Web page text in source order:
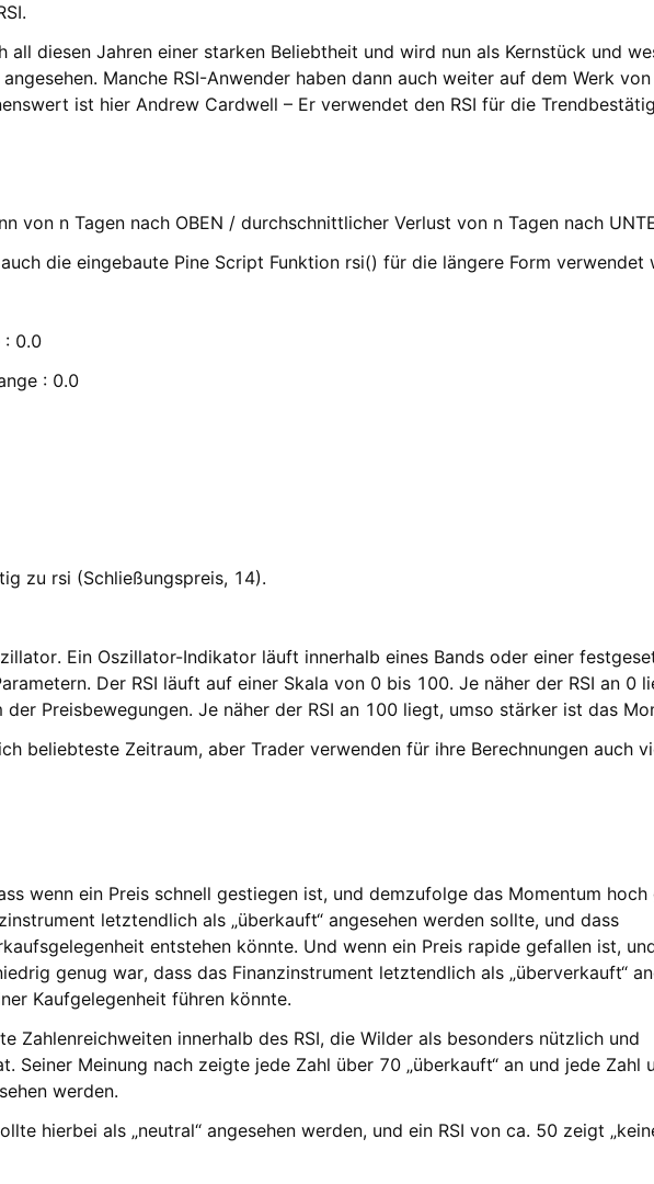
all diesen Jahren einer starken Beliebtheit und wird nun als Kernstück und
Manche RSI-Anwender haben dann auch weiter auf dem Werk
ist hier Andrew Cardwell – Er verwendet den RSI für die
von n Tagen nach OBEN / durchschnittlicher Verlust von n Tagen nach
die eingebaute Pine Script Funktion rsi() für die längere Form verwendet
: 0.0
: 0.0
zu rsi (Schließungspreis, 14).
Ein Oszillator-Indikator läuft innerhalb eines Bands oder einer
Der RSI läuft auf einer Skala von 0 bis 100. Je näher der RSI an 0
Preisbewegungen. Je näher der RSI an 100 liegt, umso stärker ist das
beliebteste Zeitraum, aber Trader verwenden für ihre Berechnungen auch
wenn ein Preis schnell gestiegen ist, und demzufolge das Momentum hoch
letztendlich als „überkauft“ angesehen werden sollte, und dass
entstehen könnte. Und wenn ein Preis rapide gefallen ist,
genug war, dass das Finanzinstrument letztendlich als „überverkauft“
Kaufgelegenheit führen könnte.
Zahlenreichweiten innerhalb des RSI, die Wilder als besonders nützlich und
Seiner Meinung nach zeigte jede Zahl über 70 „überkauft“ an und jede Zahl
werden.
hierbei als „neutral“ angesehen werden, und ein RSI von ca. 50 zeigt